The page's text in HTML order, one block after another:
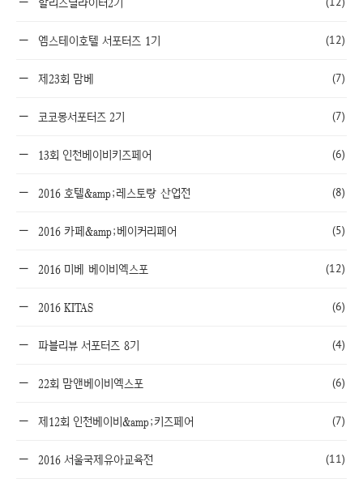
엠스테이호텔 서포터즈 1기 (12)
제23회 맘베 (7)
코코몽서포터즈 2기 (7)
13회 인천베이비키즈페어 (6)
2016 호텔&amp;레스토랑 산업전 (8)
2016 카페&amp;베이커리페어 (5)
2016 미베 베이비엑스포 (12)
2016 KITAS (6)
파블리뷰 서포터즈 8기 (4)
22회 맘앤베이비엑스포 (6)
제12회 인천베이비&amp;키즈페어 (7)
2016 서울국제유아교육전 (11)